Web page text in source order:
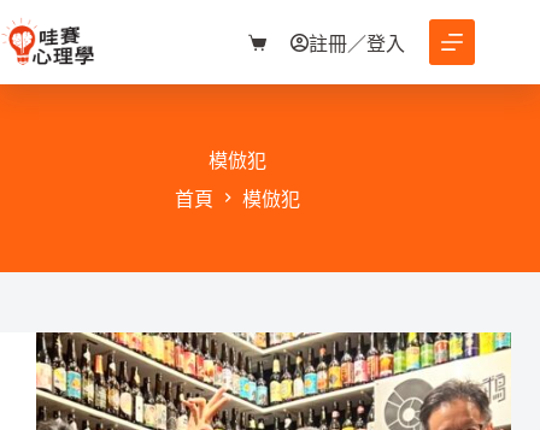
至
購
物
註冊／登入
模倣犯
首頁
模倣犯